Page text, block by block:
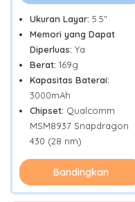
Ukuran Layar: 5.5"
Memori yang Dapat
Diperluas: Ya
Berat: 169g
Kapasitas Baterai:
3000mAh
Chipset: Qualcomm
MSM8937 Snapdragon
430 (28 nm)
Bandingkan